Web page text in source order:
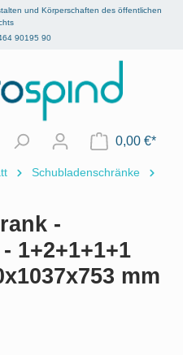
und Körperschaften des öffentlichen
90195 90
0,00 €*
Schubladenschränke
-
1+2+1+1+1
mm